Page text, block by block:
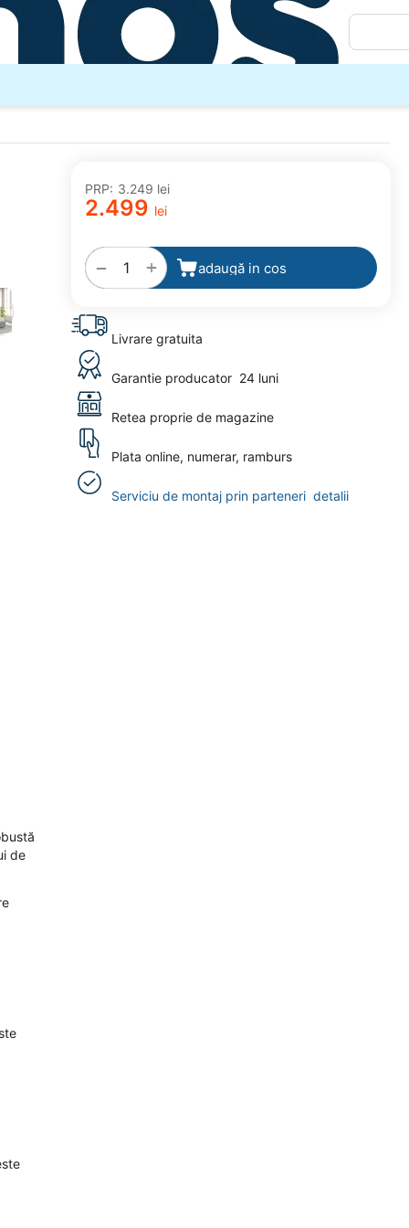
PRP: 3.249 lei
2.499 lei
+
− adaugă in cos
la
favorite
Livrare gratuita
Garantie producator 24 luni
Retea proprie de magazine
Plata online, numerar, ramburs
Serviciu de montaj prin parteneri detalii
de